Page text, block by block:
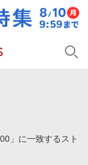
」に一致するスト